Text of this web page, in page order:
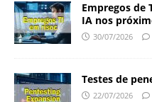
Empregos de
IA nos
30/07/2026
Testes de
22/07/2026